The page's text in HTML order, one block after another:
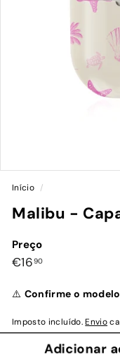
Início /
Malibu -
Preço
Preço
€1690€16,90
⚠️ Confirme o
Imposto incluído.Envio
Adicionar